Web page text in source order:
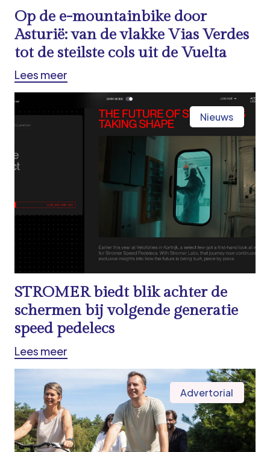
Op de e-mountainbike door
Asturië: van de vlakke Vias Verdes
tot de steilste cols uit de Vuelta
Lees meer
Nieuws
STROMER biedt blik achter de
schermen bij volgende generatie
speed pedelecs
Lees meer
Advertorial